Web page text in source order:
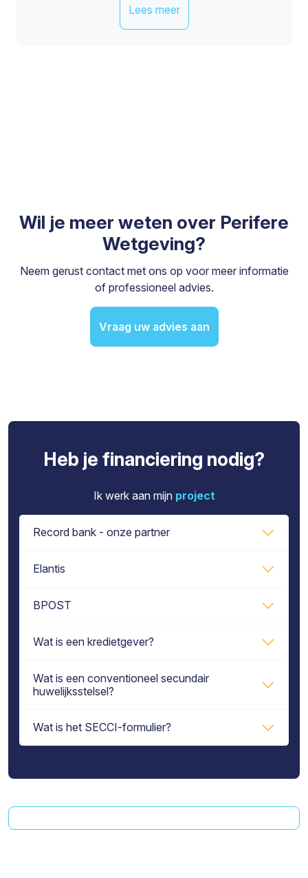
Lees meer
Wil je meer weten over Perifere
Wetgeving?
Neem gerust contact met ons op voor meer informatie
of professioneel advies.
Vraag uw advies aan
Heb je financiering nodig?
Ik werk aan mijn project
Record bank - onze partner
Elantis
BPOST
Wat is een kredietgever?
Wat is een conventioneel secundair
huwelijksstelsel?
Wat is het SECCI-formulier?